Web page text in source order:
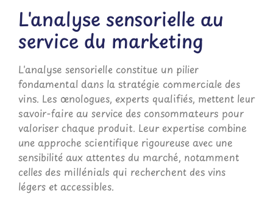
L'analyse sensorielle au
service du marketing
L'analyse sensorielle constitue un pilier
fondamental dans la stratégie commerciale des
vins. Les œnologues, experts qualifiés, mettent leur
savoir-faire au service des consommateurs pour
valoriser chaque produit. Leur expertise combine
une approche scientifique rigoureuse avec une
sensibilité aux attentes du marché, notamment
celles des millénials qui recherchent des vins
légers et accessibles.